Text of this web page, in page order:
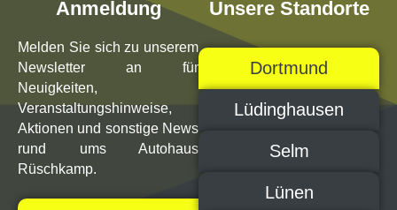
Anmeldung
Melden Sie sich zu unserem
Newsletter an für
Neuigkeiten,
Veranstaltungs­hinweise,
Aktionen und sonstige News
rund ums Autohaus
Rüschkamp.
Unsere Standorte
Dortmund
Lüdinghausen
Selm
Lünen